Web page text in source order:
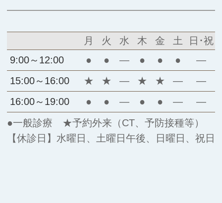
●一般診療 ★予約外来（CT、予防接種等）
【休診日】水曜日、土曜日午後、日曜日、祝日
月 火 水 木 金 土
日･祝
9:00～12:00
● ● ― ● ● ●
―
15:00～16:00
★ ★ ― ★ ★ ―
―
16:00～19:00
● ● ― ● ● ― ―